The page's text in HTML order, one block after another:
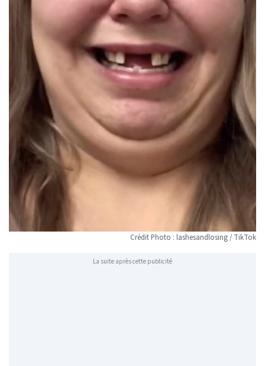
Crédit Photo : lashesandlosing / TikTok
La suite après cette publicité